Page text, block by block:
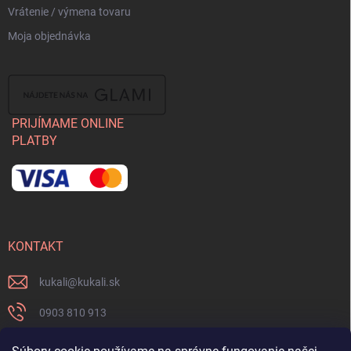
Vrátenie / výmena tovaru
Moja objednávka
PRIJÍMAME ONLINE
PLATBY
KONTAKT
kukali@kukali.sk
0903 810 913